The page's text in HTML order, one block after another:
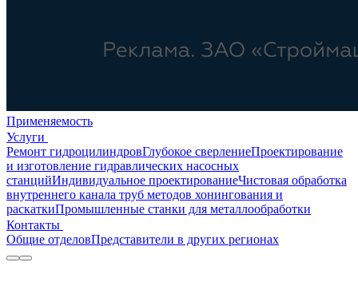
Применяемость
Услуги
Ремонт гидроцилиндровГлубокое сверлениеПроектирование
и изготовление гидравлических насосных
станцийИндивидуальное проектированиеЧистовая обработка
внутреннего канала труб методов хонингования и
раскаткиПромышленные станки для металлообработки
Контакты
Общие отделовПредставители в других регионах